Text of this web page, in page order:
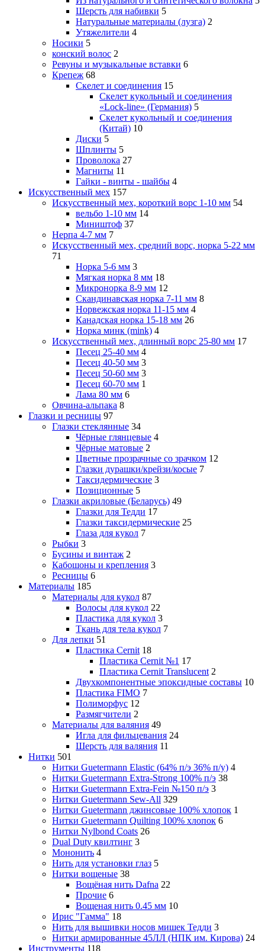
Шерсть для набивки 5
Натуральные материалы (лузга) 2
Утяжелители 4
Носики 5
конский волос 2
Ревуны и музыкальные вставки 6
Крепеж 68
Скелет и соединения 15
Скелет кукольный и соединения
«Lock-line» (Германия) 5
Скелет кукольный и соединения
(Китай) 10
Диски 5
Шплинты 5
Проволока 27
Магниты 11
Гайки - винты - шайбы 4
Искусственный мех 157
Искусственный мех, короткий ворс 1-10 мм 54
вельбо 1-10 мм 14
Миништоф 37
Нерпа 4-7 мм 7
Искусственный мех, средний ворс, норка 5-22 мм
71
Норка 5-6 мм 3
Мягкая норка 8 мм 18
Микронорка 8-9 мм 12
Скандинавская норка 7-11 мм 8
Норвежская норка 11-15 мм 4
Канадская норка 15-18 мм 26
Норка минк (mink) 4
Искусственный мех, длинный ворс 25-80 мм 17
Песец 25-40 мм 4
Песец 40-50 мм 3
Песец 50-60 мм 3
Песец 60-70 мм 1
Лама 80 мм 6
Овчина-альпака 8
Глазки и ресницы 97
Глазки стеклянные 34
Чёрные глянцевые 4
Чёрные матовые 2
Цветные прозрачные со зрачком 12
Глазки дурашки/крейзи/косые 7
Таксидермические 3
Позиционные 5
Глазки акриловые (Беларусь) 49
Глазки для Тедди 17
Глазки таксидермические 25
Глаза для кукол 7
Рыбки 3
Бусины и винтаж 2
Кабошоны и крепления 3
Ресницы 6
Материалы 185
Материалы для кукол 87
Волосы для кукол 22
Пластика для кукол 3
Ткань для тела кукол 7
Для лепки 51
Пластика Cernit 18
Пластика Cernit №1 17
Пластика Cernit Translucent 2
Двухкомпонентные эпоксидные составы 10
Пластика FIMO 7
Полиморфус 12
Размягчители 2
Материалы для валяния 49
Игла для фильцевания 24
Шерсть для валяния 11
Нитки 501
Нитки Guetermann Elastic (64% п/э 36% п/у) 4
Нитки Guetermann Extra-Strong 100% п/э 38
Нитки Guetermann Extra-Fein №150 п/э 3
Нитки Guetermann Sew-All 329
Нитки Guetermann джинсовые 100% хлопок 1
Нитки Guetermann Quilting 100% хлопок 6
Нитки Nylbond Coats 26
Dual Duty квилтинг 3
Мононить 4
Нить для установки глаз 5
Нитки вощеные 38
Вощёная нить Dafna 22
Прочие 6
Вощеная нить 0.45 мм 10
Ирис "Гамма" 18
Нить для вышивки носов мишек Тедди 3
Нитки армированные 45ЛЛ (НПК им. Кирова) 24
Инструменты 118